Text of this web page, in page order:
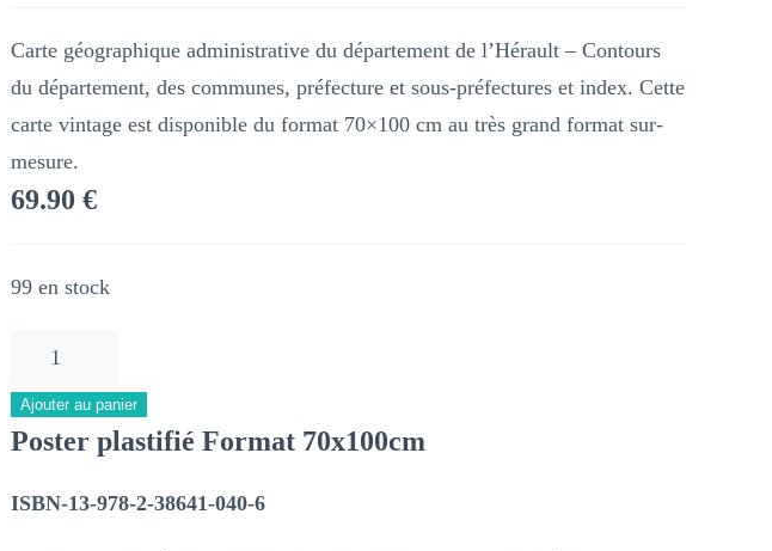
Carte géographique administrative du département de l’Hérault – Contours
du département, des communes, préfecture et sous-préfectures et index. Cette
carte vintage est disponible du format 70×100 cm au très grand format sur-
mesure.
69.90 €
99 en stock
quantité
34
–
Département
Ajouter au panier
Poster plastifié Format 70x100cm
ISBN-13-978-2-38641-040-6